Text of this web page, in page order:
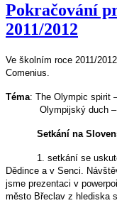
Pokračování
2011/2012
Ve školním roce 2011/
Comenius.
Téma: The Olympic spirit
Olympijský duch –
Setkání na
1. setkání se
Dědince a v Senci.
jsme prezentaci v
město Břeclav z hlediska